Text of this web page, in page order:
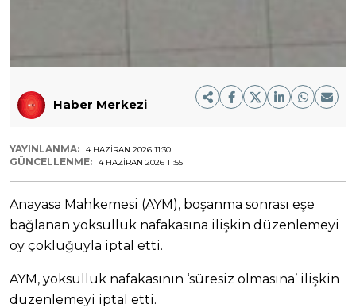
Haber Merkezi
YAYINLANMA: 4 HAZIRAN 2026 11:30
GÜNCELLENME: 4 HAZIRAN 2026 11:55
Anayasa Mahkemesi (AYM), boşanma sonrası eşe
bağlanan yoksulluk nafakasına ilişkin düzenlemeyi
oy çokluğuyla iptal etti.
AYM, yoksulluk nafakasının ‘süresiz olmasına’ ilişkin
düzenlemeyi iptal etti.